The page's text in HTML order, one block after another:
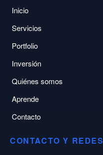
Inicio
Servicios
Portfolio
Inversión
Quiénes somos
Aprende
Contacto
CONTACTO Y REDES